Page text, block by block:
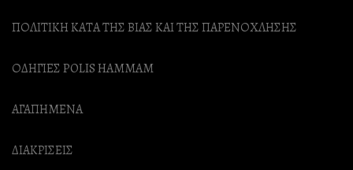
ΠΟΛΙΤΙΚΗ ΚΑΤΑ ΤΗΣ ΒΙΑΣ ΚΑΙ ΤΗΣ ΠΑΡΕΝΟΧΛΗΣΗΣ
ΟΔΗΓΙΕΣ POLIS HAMMAM
ΑΓΑΠΗΜΕΝΑ
ΔΙΑΚΡΙΣΕΙΣ